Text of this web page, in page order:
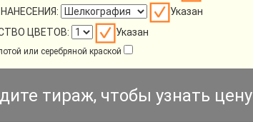
Указан
ЦВЕТОВ:
Указан
или серебряной краской
тираж, чтобы узнать цену